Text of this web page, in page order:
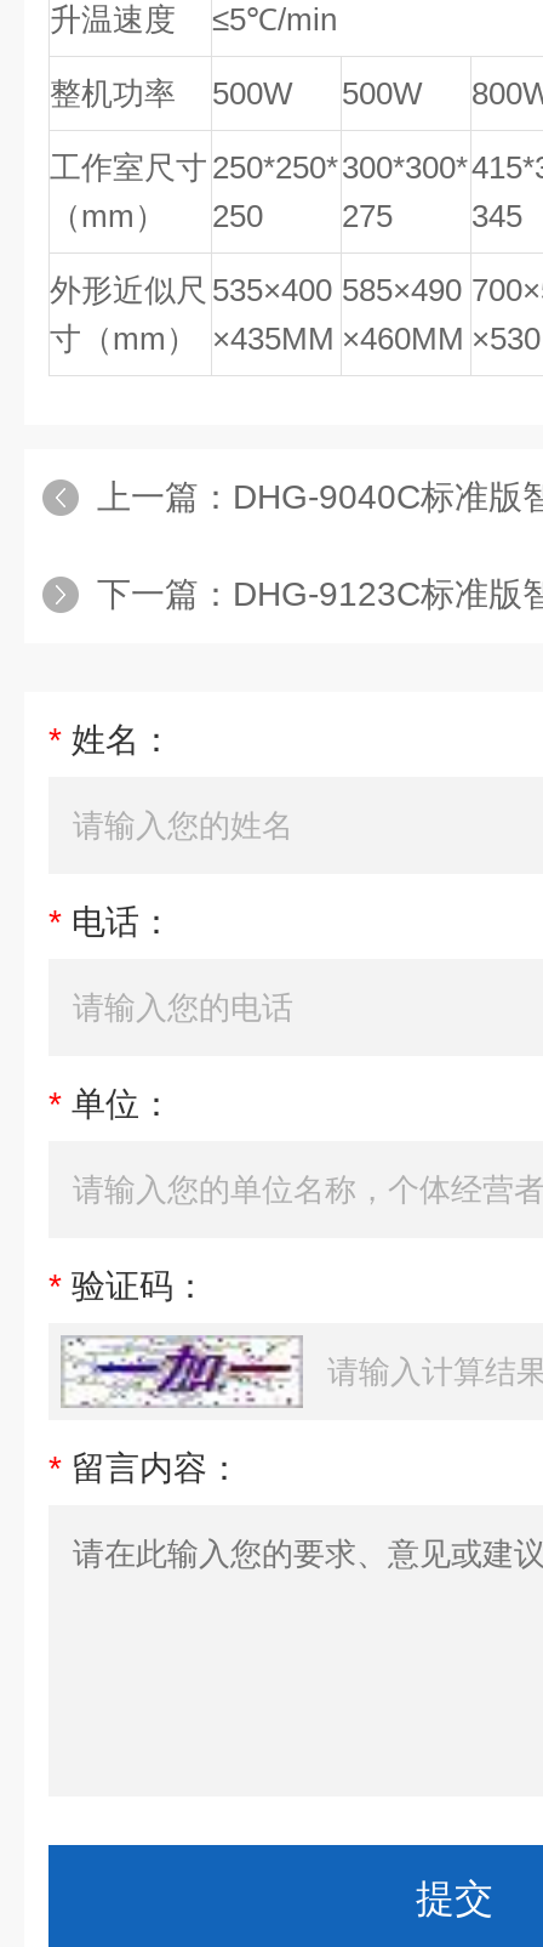
升温速度 ≤5℃/min
整机功率 500W 500W
工作室尺寸
（mm）
250*250*
250
300*300*
275
345
外形近似尺
寸（mm）
535×400
×435MM
585×490
×460MM
上一篇： DHG-9040C标准版智
下一篇： DHG-9123C标准版智能
* 姓名：
* 电话：
* 单位：
* 验证码：
* 留言内容：